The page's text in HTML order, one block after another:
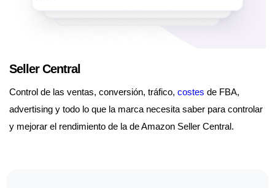
Seller Central
Control de las ventas, conversión, tráfico, costes de FBA,
advertising y todo lo que la marca necesita saber para controlar
y mejorar el rendimiento de la de Amazon Seller Central.